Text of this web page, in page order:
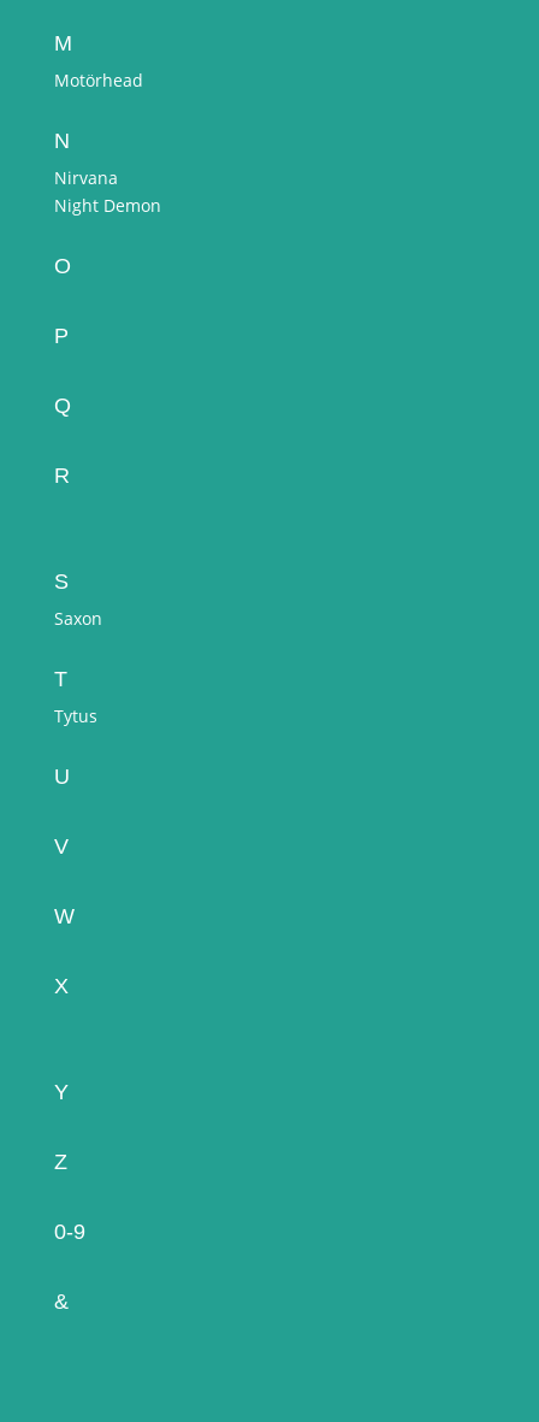
M
Motörhead
N
Nirvana
Night Demon
O
P
Q
R
S
Saxon
T
Tytus
U
V
W
X
Y
Z
0-9
&